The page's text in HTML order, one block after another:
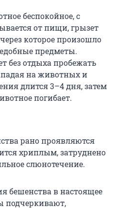
беспокойное, с
от пищи, грызет
которое произошло
предметы.
без отдыха пробежать
на животных и
длится 3–4 дня, затем
погибает.
рано проявляются
хриплым, затруднено
слюнотечение.
бешенства в настоящее
подчеркивают,